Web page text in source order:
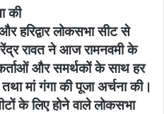
की
और हरिद्वार लोकसभा सीट से
रावत ने आज रामनवमी के
और समर्थकों के साथ हर
मां गंगा की पूजा अर्चना की।
के लिए होने वाले लोकसभा